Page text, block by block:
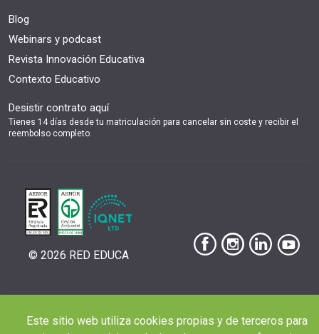
Blog
Webinars y podcast
Revista Innovación Educativa
Contexto Educativo
Desistir contrato aquí
Tienes 14 días desde tu matriculación para cancelar sin coste y recibir el
reembolso completo.
© 2026 RED EDUCA
Aviso Legal| Condiciones de Matriculación|Política de Privacidad|Política de
Este sitio web utiliza cookies propias y de terceros para